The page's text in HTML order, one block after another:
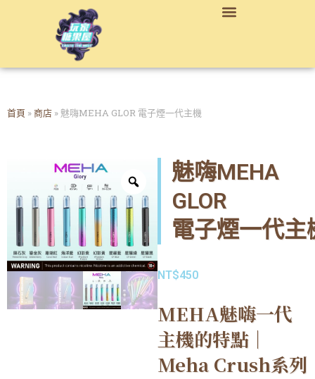
首頁 »商店 » 魅嗨MEHA GLOR 電子煙一代主機
魅嗨MEHA
GLOR
電子煙一代主
NT$450
MEHA魅嗨一代
主機的特點｜
Meha Crush系列